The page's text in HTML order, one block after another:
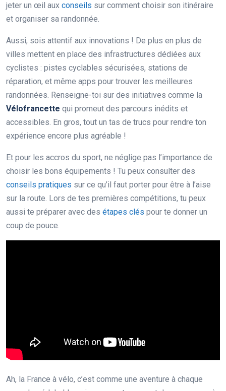
jeter un œil aux conseils sur comment choisir son itinéraire
et organiser sa randonnée.
Aussi, sois attentif aux innovations ! De plus en plus de
villes mettent en place des infrastructures dédiées aux
cyclistes : pistes cyclables sécurisées, stations de
réparation, et même apps pour trouver les meilleures
randonnées. Renseigne-toi sur des initiatives comme la
Vélofrancette qui promeut des parcours inédits et
accessibles. En gros, tout un tas de trucs pour rendre ton
expérience encore plus agréable !
Et pour les accros du sport, ne néglige pas l’importance de
choisir les bons équipements ! Tu peux consulter des
conseils pratiques sur ce qu’il faut porter pour être à l’aise
sur la route. Lors de tes premières compétitions, tu peux
aussi te préparer avec des étapes clés pour te donner un
coup de pouce.
Ah, la France à vélo, c’est comme une aventure à chaque